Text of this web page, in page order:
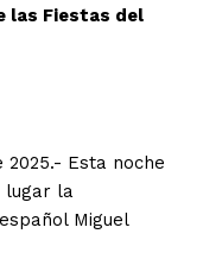
las Fiestas del
Esta noche
lugar la
Miguel